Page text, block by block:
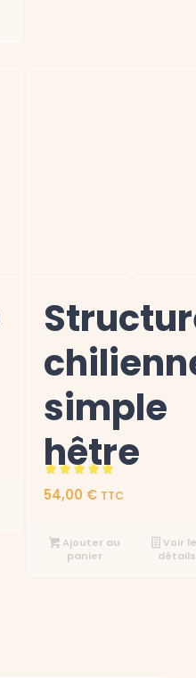
simple
hêtre
Note
5
54,00 € TTC
Ajouter au
panier
Voir
détails